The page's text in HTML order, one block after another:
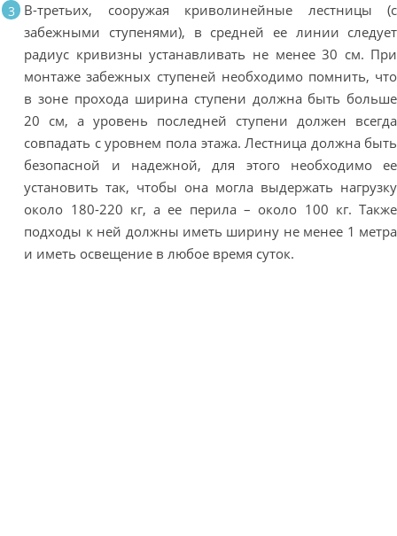
В-третьих, сооружая криволинейные лестницы (с
забежными ступенями), в средней ее линии следует
радиус кривизны устанавливать не менее 30 см. При
монтаже забежных ступеней необходимо помнить, что
в зоне прохода ширина ступени должна быть больше
20 см, а уровень последней ступени должен всегда
совпадать с уровнем пола этажа. Лестница должна быть
безопасной и надежной, для этого необходимо ее
установить так, чтобы она могла выдержать нагрузку
около 180-220 кг, а ее перила – около 100 кг. Также
подходы к ней должны иметь ширину не менее 1 метра
и иметь освещение в любое время суток.